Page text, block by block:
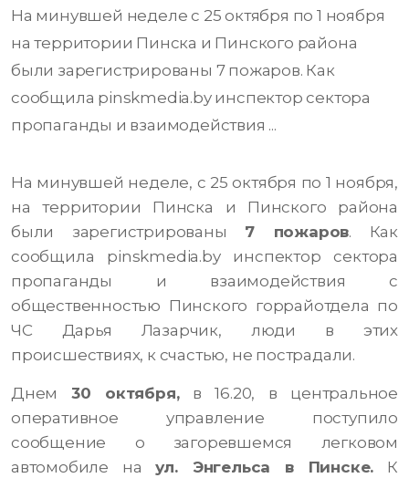
На минувшей неделе с 25 октября по 1 ноября
на территории Пинска и Пинского района
были зарегистрированы 7 пожаров. Как
сообщила pinskmedia.by инспектор сектора
пропаганды и взаимодействия ...
На минувшей неделе, с 25 октября по 1 ноября,
на территории Пинска и Пинского района
были зарегистрированы 7 пожаров. Как
сообщила pinskmedia.by инспектор сектора
пропаганды и взаимодействия с
общественностью Пинского горрайотдела по
ЧС Дарья Лазарчик, люди в этих
происшествиях, к счастью, не пострадали.
Днем 30 октября,в 16.20, в центральное
оперативное управление поступило
сообщение о загоревшемся легковом
автомобиле наул. Энгельса в Пинске. К